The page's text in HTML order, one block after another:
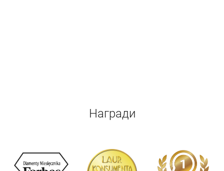
Награди